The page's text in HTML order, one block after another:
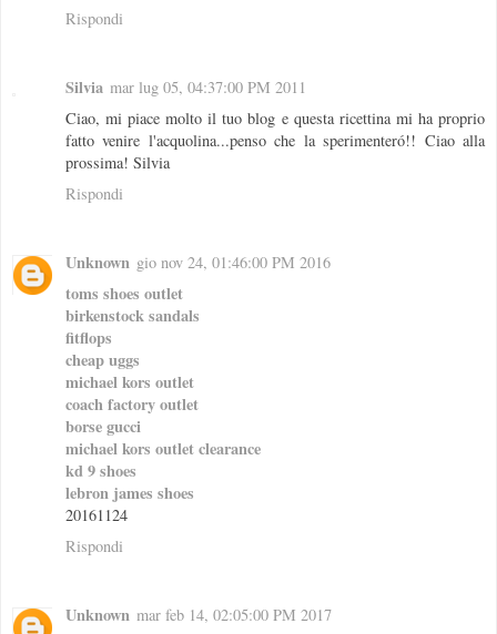
Rispondi
Silvia mar lug 05, 04:37:00 PM 2011
Ciao, mi piace molto il tuo blog e questa ricettina mi ha proprio
fatto venire l'acquolina...penso che la sperimenteró!! Ciao alla
prossima! Silvia
Rispondi
Unknown gio nov 24, 01:46:00 PM 2016
toms shoes outlet
birkenstock sandals
fitflops
cheap uggs
michael kors outlet
coach factory outlet
borse gucci
michael kors outlet clearance
kd 9 shoes
lebron james shoes
20161124
Rispondi
Unknown mar feb 14, 02:05:00 PM 2017